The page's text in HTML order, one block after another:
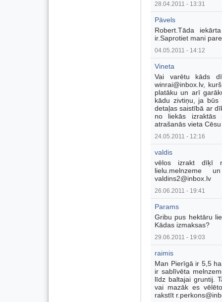
28.04.2011 - 13:31
Pāvels
Robert.Tāda
ir.Saprotiet mani
04.05.2011 - 14:12
Vineta
Vai varētu kāds
winrai@inbox.lv,
platāku un arī
kādu zivtiņu, ja būs
detaļas saistībā ar
no liekās izraktās
atrašanās vieta
24.05.2011 - 12:16
valdis
vēlos izrakt dīķī
lielu.melnzeme
valdins2@inbox.lv
26.06.2011 - 19:41
Params
Gribu pus hektāru
Kādas izmaksas?
29.06.2011 - 19:03
raimis
Man Pierīgā ir 5,5
ir sablīvēta
līdz baltajai gruntij.
vai mazāk es
rakstīt